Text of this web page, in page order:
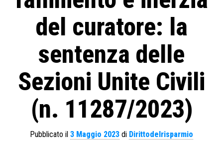
del curatore: la
sentenza delle
Sezioni Unite Civili
(n. 11287/2023)
Pubblicato il 3 Maggio 2023 di Dirittodelrisparmio